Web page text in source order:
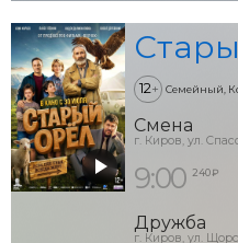
12+ Семейный,
Смена
г. Киров, ул.
9:00 240 ₽
Дружба
г. Киров, ул.